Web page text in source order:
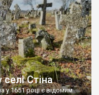
Стіна
у 1651 році є відомим